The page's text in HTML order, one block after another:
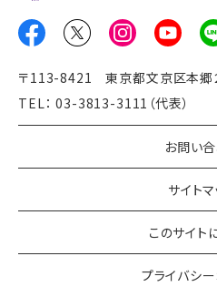
〒113-8421 東京都文京区本郷
TEL： 03-3813-3111（代表）
お問い
サイト
このサイト
プライバシ